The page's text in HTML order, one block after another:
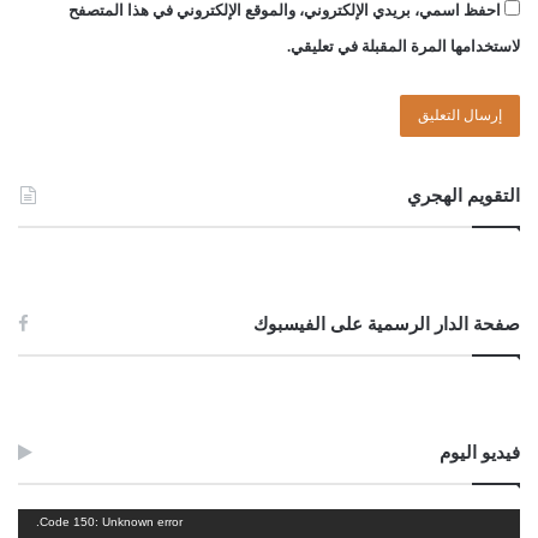
وعدم توفر الخدمات واستمرار الأزمات، وحين يطلب منهم الخروج
للمطالبة بحقوقهم لا يخرج إلا القليل
الشيخ د. الصادق الغرياني: القرارات وحدها لمحاربة الفساد لا
احفظ اسمي، بريدي الإلكتروني، والموقع الإلكتروني في هذا المتصفح
لاستخدامها المرة المقبلة في تعليقي.
التقويم الهجري
صفحة الدار الرسمية على الفيسبوك
فيديو اليوم
Code 150: Unknown error.